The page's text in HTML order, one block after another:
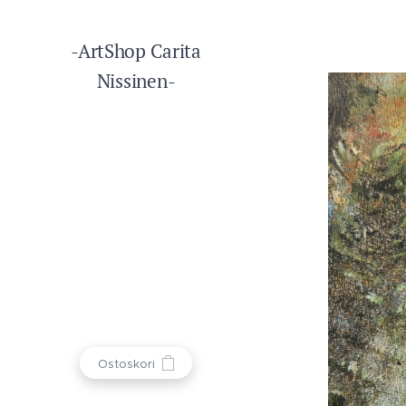
-ArtShop Carita
Nissinen-
Ostoskori